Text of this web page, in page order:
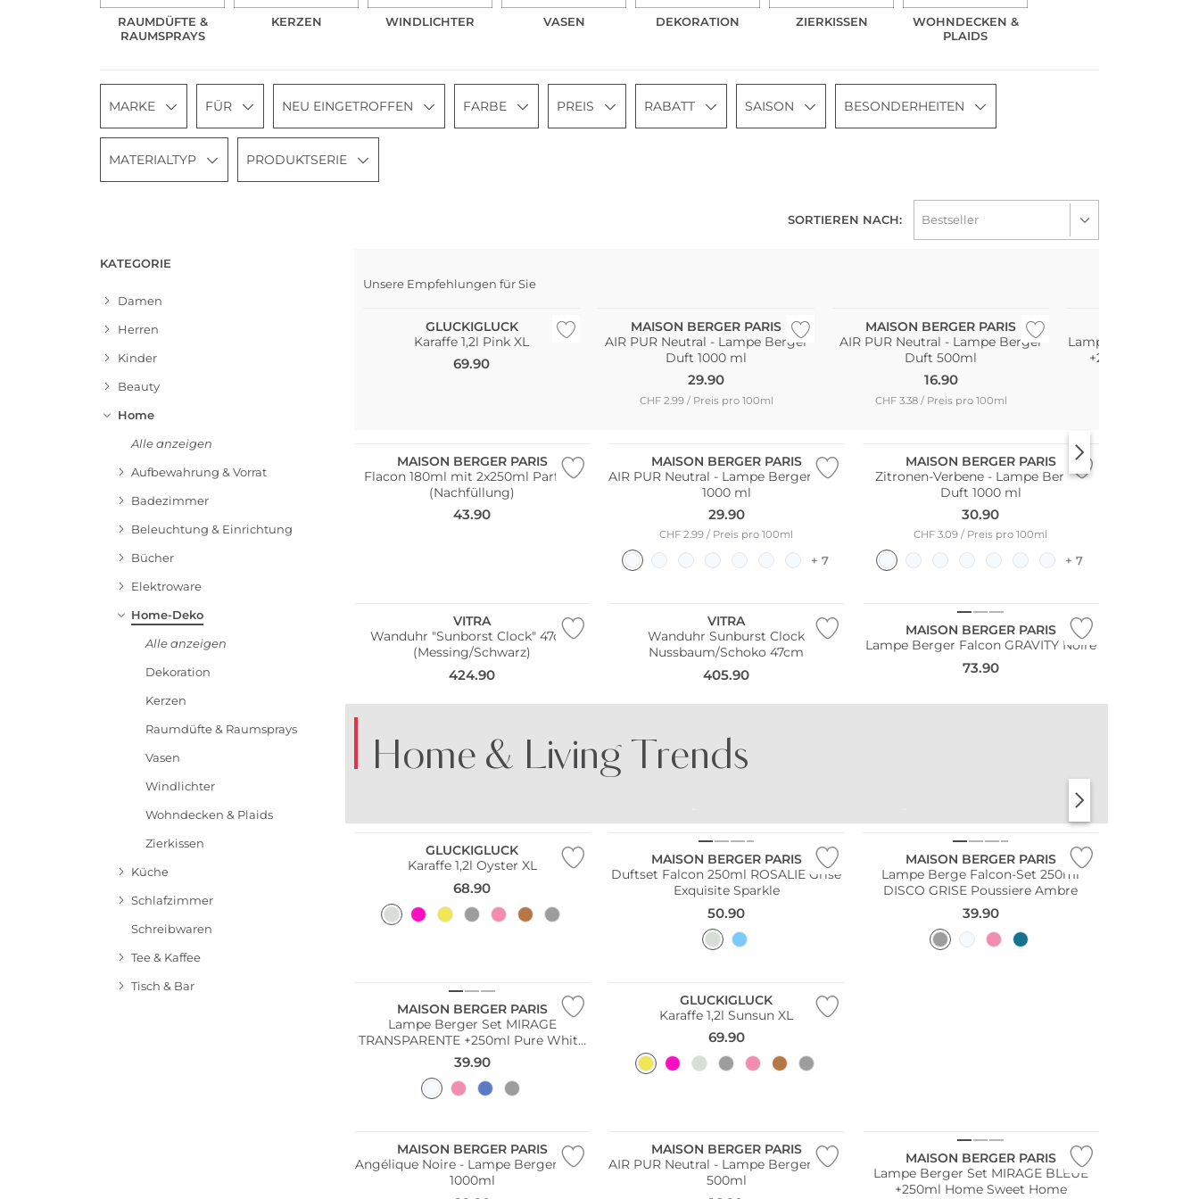
RAUMDÜFTE &
RAUMSPRAYS
KERZEN WINDLICHTER VASEN DEKORATION ZIERKISSEN
WOHNDECKEN &
PLAIDS
MARKE FÜR NEU EINGETROFFEN FARBE PREIS RABATT SAISON BESONDERHEITEN
MATERIALTYP PRODUKTSERIE
SORTIEREN NACH:
KATEGORIE
Damen
Herren
Kinder
Beauty
Home
Alle anzeigen
Aufbewahrung & Vorrat
Badezimmer
Beleuchtung & Einrichtung
Bücher
Elektroware
Home-Deko
Alle anzeigen
Dekoration
Kerzen
Raumdüfte & Raumsprays
Vasen
Windlichter
Wohndecken & Plaids
Zierkissen
Küche
Schlafzimmer
Schreibwaren
Tee & Kaffee
Tisch & Bar
Unsere Empfehlungen für Sie
Bestseller
GLUCKIGLUCK
Karaffe 1,2l Pink XL
69.90
MAISON BERGER PARIS
AIR PUR Neutral - Lampe Berger
Duft 1000 ml
29.90
CHF 2.99 / Preis pro 100ml
MAISON BERGER PARIS
AIR PUR Neutral - Lampe Berger
Duft 500ml
16.90
CHF 3.38 / Preis pro 100ml
Lampe Berger Set
+250ml Home
MAISON BERGER PARIS
Flacon 180ml mit 2x250ml Parfum
(Nachfüllung)
43.90
MAISON BERGER PARIS
AIR PUR Neutral - Lampe Berger Duft
1000 ml
29.90
CHF 2.99 / Preis pro 100ml
+ 7
MAISON BERGER PARIS
Zitronen-Verbene - Lampe Berger
Duft 1000 ml
30.90
CHF 3.09 / Preis pro 100ml
+ 7
VITRA
Wanduhr "Sunborst Clock" 47cm
(Messing/Schwarz)
424.90
VITRA
Wanduhr Sunburst Clock
Nussbaum/Schoko 47cm
405.90
MAISON BERGER PARIS
Lampe Berger Falcon GRAVITY Noire
73.90
Home & Living Trends
GLUCKIGLUCK
Karaffe 1,2l Oyster XL
68.90
MAISON BERGER PARIS
Duftset Falcon 250ml ROSALIE Grise
Exquisite Sparkle
50.90
MAISON BERGER PARIS
Lampe Berge Falcon-Set 250ml
DISCO GRISE Poussiere Ambre
39.90
MAISON BERGER PARIS
Lampe Berger Set MIRAGE
TRANSPARENTE +250ml Pure White
Tea
39.90
GLUCKIGLUCK
Karaffe 1,2l Sunsun XL
69.90
MAISON BERGER PARIS
Angélique Noire - Lampe Berger Duft
1000ml
MAISON BERGER PARIS
AIR PUR Neutral - Lampe Berger Duft
500ml
MAISON BERGER PARIS
Lampe Berger Set MIRAGE BLEUE
+250ml Home Sweet Home